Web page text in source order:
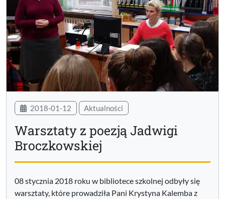
2018-01-12 Aktualności
Warsztaty z poezją Jadwigi
Broczkowskiej
08 stycznia 2018 roku w bibliotece szkolnej odbyły się
warsztaty, które prowadziła Pani Krystyna Kalemba z